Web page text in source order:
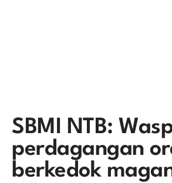
SBMI NTB:
perdagangan
berkedok